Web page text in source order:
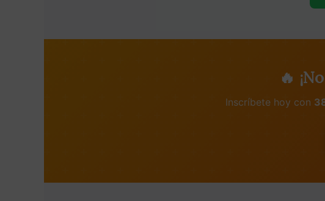
Factores que influyen en la resistencia del
Ejercicios paso a paso para circuitos de
Uso de fórmulas con factores de potencia y
Herramientas y calculadoras online para
Cálculos de caída de tensión en circuitos
Introducción a sistemas trifásicos.
🔥
Inscríbete hoy con